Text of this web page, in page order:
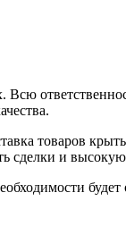
товаров
и высокую